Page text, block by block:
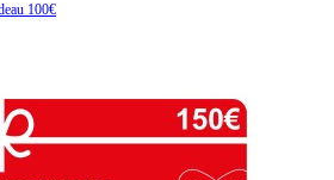
100€